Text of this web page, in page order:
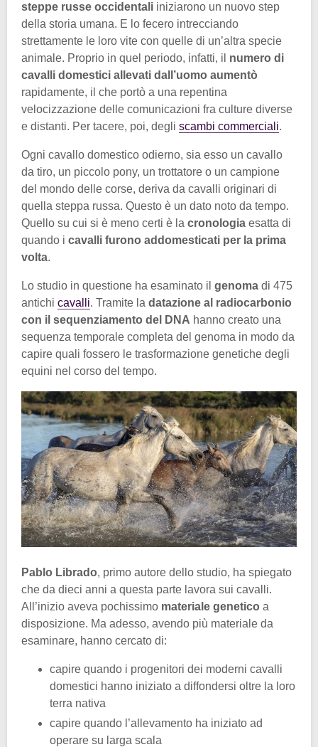
steppe russe occidentali iniziarono un nuovo step
della storia umana. E lo fecero intrecciando
strettamente le loro vite con quelle di un’altra specie
animale. Proprio in quel periodo, infatti, il numero di
cavalli domestici allevati dall’uomo aumentò
rapidamente, il che portò a una repentina
velocizzazione delle comunicazioni fra culture diverse
e distanti. Per tacere, poi, degli scambi commerciali.
Ogni cavallo domestico odierno, sia esso un cavallo
da tiro, un piccolo pony, un trottatore o un campione
del mondo delle corse, deriva da cavalli originari di
quella steppa russa. Questo è un dato noto da tempo.
Quello su cui si è meno certi è la cronologia esatta di
quando i cavalli furono addomesticati per la prima
volta.
Lo studio in questione ha esaminato il genoma di 475
antichi cavalli. Tramite la datazione al radiocarbonio
con il sequenziamento del DNA hanno creato una
sequenza temporale completa del genoma in modo da
capire quali fossero le trasformazione genetiche degli
equini nel corso del tempo.
Pablo Librado, primo autore dello studio, ha spiegato
che da dieci anni a questa parte lavora sui cavalli.
All’inizio aveva pochissimo materiale genetico a
disposizione. Ma adesso, avendo più materiale da
esaminare, hanno cercato di:
capire quando i progenitori dei moderni cavalli
domestici hanno iniziato a diffondersi oltre la loro
terra nativa
capire quando l’allevamento ha iniziato ad
operare su larga scala